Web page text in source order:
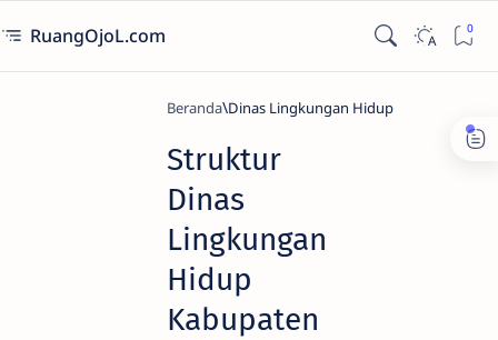
RuangOjoL.com
Beranda Dinas Lingkungan Hidup
Struktur
Dinas
Lingkungan
Hidup
Kabupaten